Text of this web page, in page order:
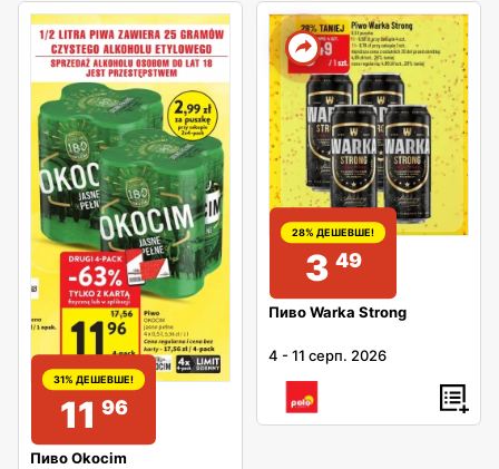
31% ДЕШЕВШЕ!
11 96
Пиво Okocim
28% ДЕШЕВШЕ!
3 49
Пиво Warka Strong
4 -11 серп. 2026